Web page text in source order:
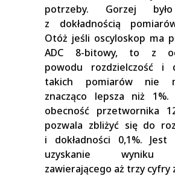
potrzeby. Gorzej
z dokładnością
Otóż jeśli oscyloskop ma
ADC 8-bitowy, to z
powodu rozdzielczość i
takich pomiarów nie
znacząco lepsza niż 1%.
obecność przetwornika
pozwala zbliżyć się do
i dokładności 0,1%. Jest
uzyskanie wyniku
zawierającego aż trzy cyfry